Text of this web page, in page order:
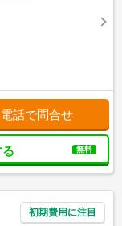
電話で問合せ
無料
初期費用に注目